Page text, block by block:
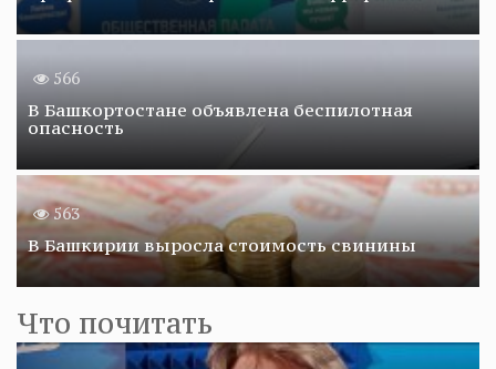
566
В Башкортостане объявлена беспилотная
опасность
563
В Башкирии выросла стоимость свинины
Что почитать